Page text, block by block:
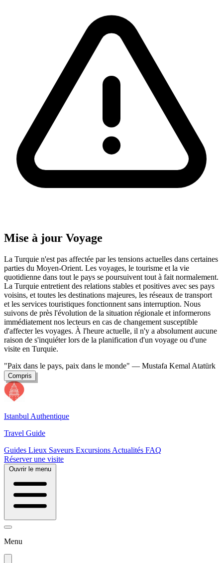
Mise à jour Voyage
La Turquie n'est pas affectée par les tensions actuelles dans certaines
parties du Moyen-Orient. Les voyages, le tourisme et la vie
quotidienne dans tout le pays se poursuivent tout à fait normalement.
La Turquie entretient des relations stables et positives avec ses pays
voisins, et toutes les destinations majeures, les réseaux de transport
et les services touristiques fonctionnent sans interruption. Nous
suivons de près l'évolution de la situation régionale et informerons
immédiatement nos lecteurs en cas de changement susceptible
d'affecter les voyages. À l'heure actuelle, il n'y a absolument aucune
raison de s'inquiéter lors de la planification d'un voyage ou d'une
visite en Turquie.
"Paix dans le pays, paix dans le monde" — Mustafa Kemal Atatürk
Compris
Istanbul Authentique
Travel Guide
Guides Lieux Saveurs Excursions Actualités FAQ
Réserver une visite
Ouvrir le menu
Menu